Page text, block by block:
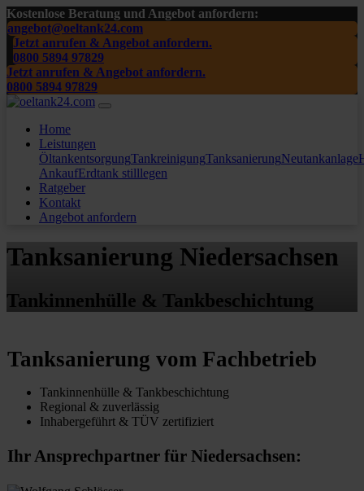
Kostenlose Beratung und Angebot anfordern:
angebot@oeltank24.com
Jetzt anrufen & Angebot anfordern.
0800 5894 97829
Jetzt anrufen & Angebot anfordern.
0800 5894 97829
Home
Leistungen
ÖltankentsorgungTankreinigungTanksanierungNeutankanlage
AnkaufErdtank stilllegen
Ratgeber
Kontakt
Angebot anfordern
Tanksanierung Niedersachsen
Tankinnenhülle & Tankbeschichtung
Tanksanierung vom Fachbetrieb
Tankinnenhülle & Tankbeschichtung
Regional & zuverlässig
Inhabergeführt & TÜV zertifiziert
Ihr Ansprechpartner für Niedersachsen: